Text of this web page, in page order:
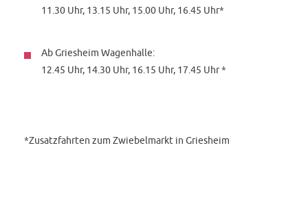
11.30 Uhr, 13.15 Uhr, 15.00 Uhr, 16.45 Uhr*
Ab Griesheim Wagenhalle:
12.45 Uhr, 14.30 Uhr, 16.15 Uhr, 17.45 Uhr *
*Zusatzfahrten zum Zwiebelmarkt in Griesheim